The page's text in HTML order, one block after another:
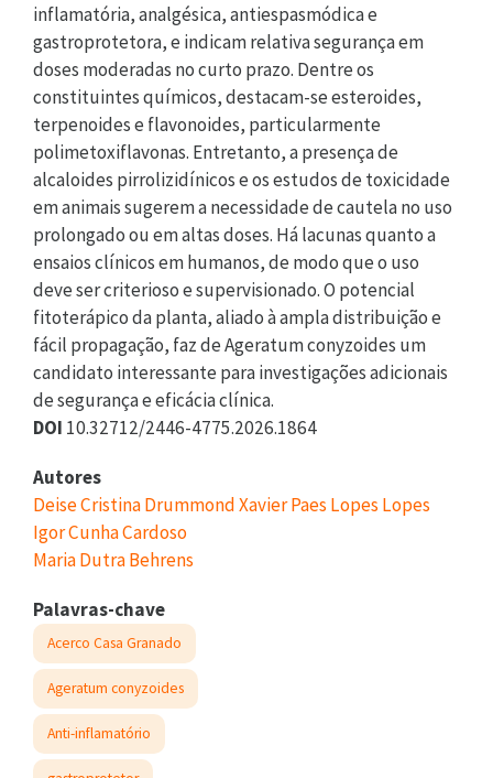
inflamatória, analgésica, antiespasmódica e
gastroprotetora, e indicam relativa segurança em
doses moderadas no curto prazo. Dentre os
constituintes químicos, destacam-se esteroides,
terpenoides e flavonoides, particularmente
polimetoxiflavonas. Entretanto, a presença de
alcaloides pirrolizidínicos e os estudos de toxicidade
em animais sugerem a necessidade de cautela no uso
prolongado ou em altas doses. Há lacunas quanto a
ensaios clínicos em humanos, de modo que o uso
deve ser criterioso e supervisionado. O potencial
fitoterápico da planta, aliado à ampla distribuição e
fácil propagação, faz de Ageratum conyzoides um
candidato interessante para investigações adicionais
de segurança e eficácia clínica.
DOI 10.32712/2446-4775.2026.1864
Autores
Deise Cristina Drummond Xavier Paes Lopes Lopes
Igor Cunha Cardoso
Maria Dutra Behrens
Palavras-chave
Acerco Casa Granado
Ageratum conyzoides
Anti-inflamatório